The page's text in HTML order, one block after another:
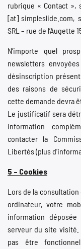
rubrique « Contact »,
[at] simpleslide.com,
SRL – rue de l’Augette
N’importe quel
newsletters
désinscription
des raisons de
cette demande devra
Le justificatif sera
information
contacter la
Libertés (plus
5 – Cookies
Lors de la
ordinateur, votre
information
serveur du site
pas être